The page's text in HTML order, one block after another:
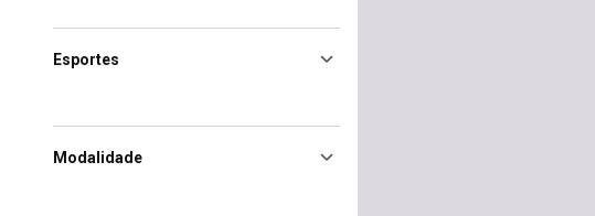
Esportes
Modalidade